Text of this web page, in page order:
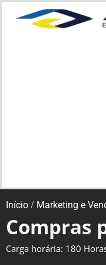
Início / Marketing e
Compras
Carga horária: 180